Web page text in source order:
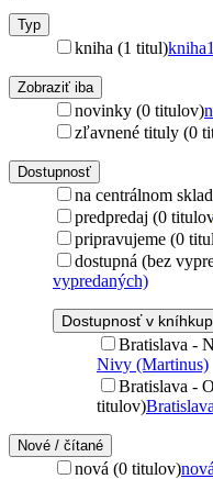
Typ
kniha (1 titul)kniha1
Zobraziť iba
novinky (0 titulov)
zľavnené tituly (0
Dostupnosť
na centrálnom
predpredaj (0
pripravujeme (0
dostupná (bez
vypredaných)
Dostupnosť v
Bratislava -
Nivy (Martinus)
Bratislava -
titulov)
Nové / čítané
nová (0 titulov)nová